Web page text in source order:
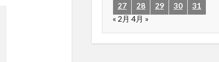
27
28 29 30
31
« 2月 4月 »